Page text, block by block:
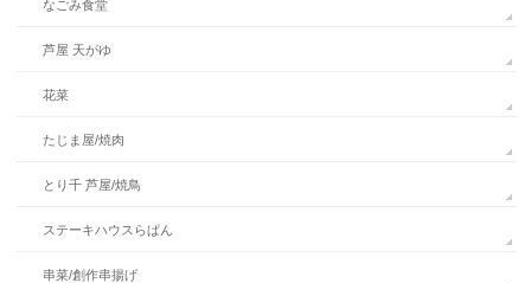
なごみ食堂
芦屋 天がゆ
花菜
たじま屋/焼肉
とり千 芦屋/焼鳥
ステーキハウスらぱん
串菜/創作串揚げ